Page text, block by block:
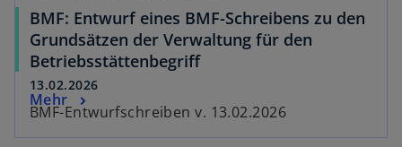
n
BMF: Entwurf eines BMF-Schreibens zu den
Grundsätzen der Verwaltung für den
Betriebsstättenbegriff
13.02.2026
BMF-Entwurfschreiben v. 13.02.2026
Mehr